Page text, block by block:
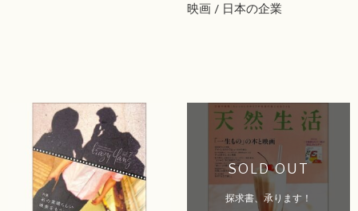
映画 / 日本の企業
SOLD OUT
探求書、承ります！